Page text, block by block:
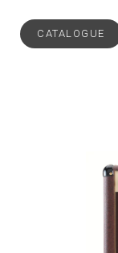
CATALOGUE